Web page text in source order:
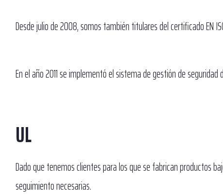
Desde julio de 2008, somos también titulares del certificado EN
En el año 2011 se implementó el sistema de gestión de
UL
Dado que tenemos clientes para los que se fabrican productos
seguimiento necesarias.